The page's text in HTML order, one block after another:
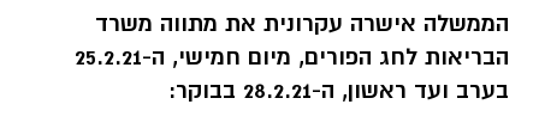
1. הפעלת סגר לילה בין השעות 20:30 בערב ועד
05:00 בבוקר במתכונת הסגר השלישי, עם מגבלת
מרחק של 1 ק״מ בשעות אלו, כמו גם איסור שהייה